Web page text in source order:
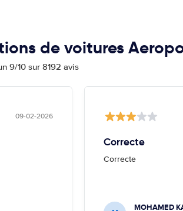
de voitures
9/10 sur 8192 avis
09-02-2026
Correcte
Correcte
MOHAMED